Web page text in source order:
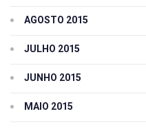
AGOSTO 2015
JULHO 2015
JUNHO 2015
MAIO 2015